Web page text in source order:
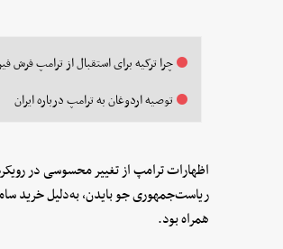
چرا ترکیه برای استقبال از ترامپ فرش
توصیه اردوغان به ترامپ درباره ایران
اظهارات ترامپ از تغییر محسوسی در
همراه بود.